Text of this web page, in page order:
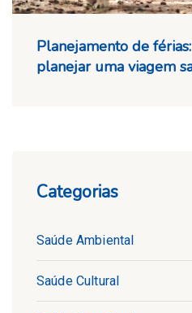
Planejamento de
planejar uma viagem
Categorias
Saúde Ambiental
Saúde Cultural